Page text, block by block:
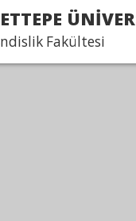
Fakültesi